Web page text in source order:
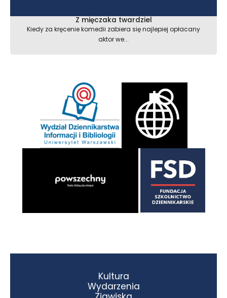
Z mięczaka twardziel
Kiedy za kręcenie komedii zabiera się najlepiej opłacany
aktor we...
Kultura
Wydarzenia